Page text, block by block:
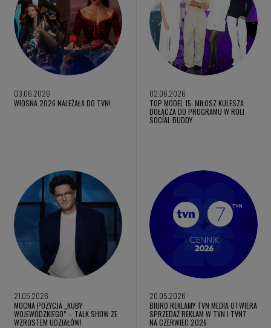
03.06.2026
WIOSNA 2026 NALEŻAŁA DO TVN!
02.06.2026
TOP MODEL 15: MIŁOSZ KULESZA
DOŁĄCZA DO PROGRAMU W ROLI
SOCIAL BUDDY
21.05.2026
MOCNA POZYCJA „KUBY
WOJEWÓDZKIEGO” – TALK SHOW ZE
WZROSTEM UDZIAŁÓW!
20.05.2026
BIURO REKLAMY TVN MEDIA OTWIERA
SPRZEDAŻ REKLAM W TVN I TVN7
NA CZERWIEC 2026